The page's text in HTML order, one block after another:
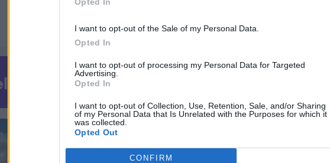
I want to opt-out of the Sale of my Personal Data.
Opted In
I want to opt-out of processing my Personal Data for Targeted
Advertising.
Opted In
I want to opt-out of Collection, Use, Retention, Sale, and/or Sharing
of my Personal Data that Is Unrelated with the Purposes for which it
was collected.
Opted Out
CONFIRM